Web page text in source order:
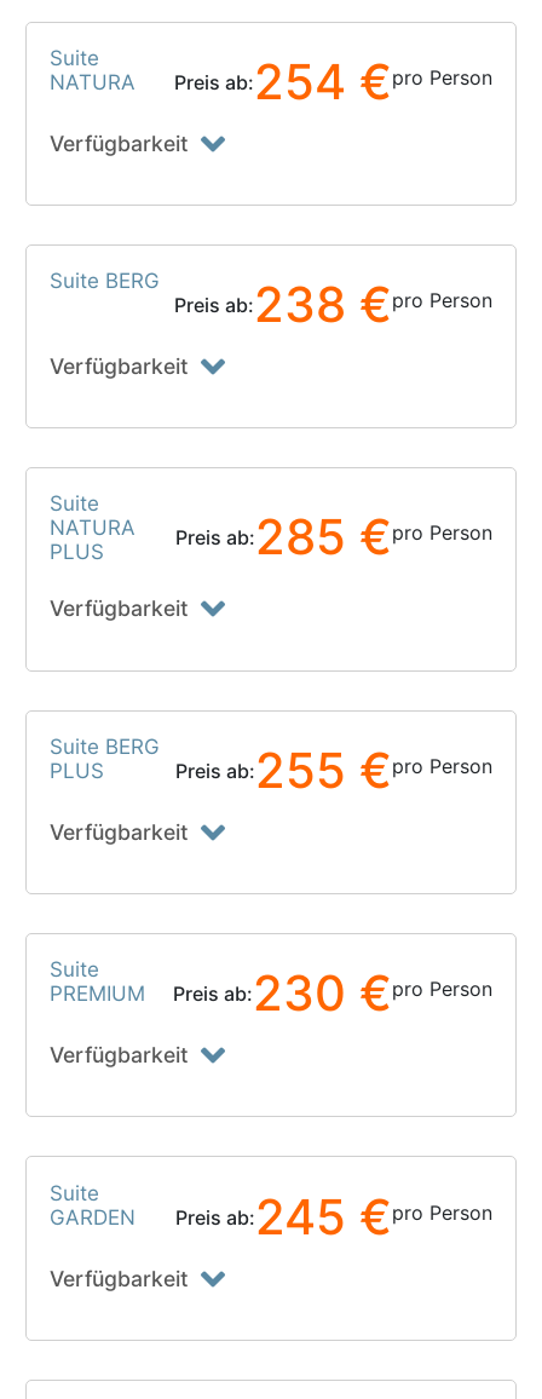
Suite
NATURA
Preis ab:254 €pro Person
Verfügbarkeit
Suite BERG
Preis ab:238 €pro Person
Verfügbarkeit
Suite
NATURA
PLUS
Preis ab:285 €pro Person
Verfügbarkeit
Suite BERG
PLUS
Preis ab:255 €pro Person
Verfügbarkeit
Suite
PREMIUM
Preis ab:230 €pro Person
Verfügbarkeit
Suite
GARDEN
Preis ab:245 €pro Person
Verfügbarkeit